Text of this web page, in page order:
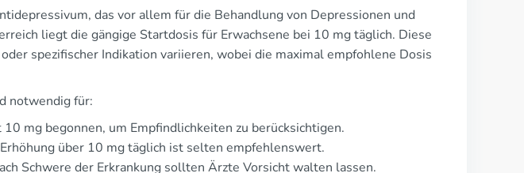
das vor allem für die Behandlung von Depressionen und
liegt die gängige Startdosis für Erwachsene bei 10 mg täglich. Diese
spezifischer Indikation variieren, wobei die maximal empfohlene Dosis
notwendig für:
mg begonnen, um Empfindlichkeiten zu berücksichtigen.
über 10 mg täglich ist selten empfehlenswert.
Schwere der Erkrankung sollten Ärzte Vorsicht walten lassen.